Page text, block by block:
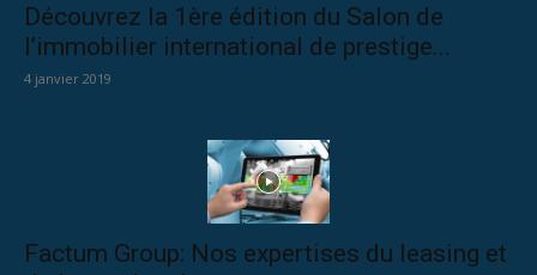
Découvrez la 1ère édition du Salon de
l’immobilier international de prestige...
4 janvier 2019
Factum Group: Nos expertises du leasing et